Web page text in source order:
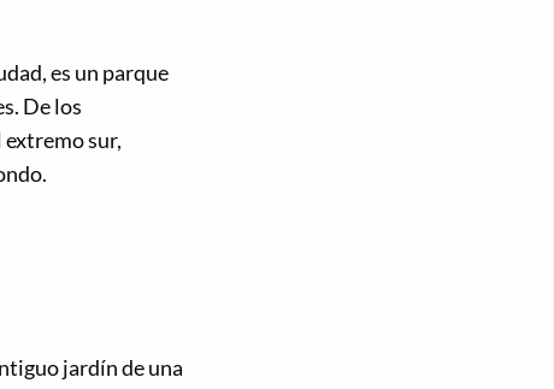
es un parque
De los
extremo sur,
jardín de una